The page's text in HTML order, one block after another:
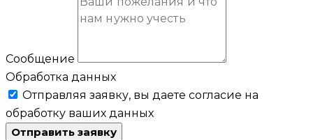
Сообщение
Обработка данных
Отправляя заявку, вы даете согласие на
обработку ваших данных
Отправить заявку